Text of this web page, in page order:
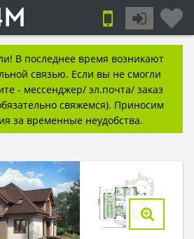
В последнее время возникают
связью. Если вы не смогли
- мессенджер/ эл.почта/ заказ
свяжемся). Приносим
за временные неудобства.